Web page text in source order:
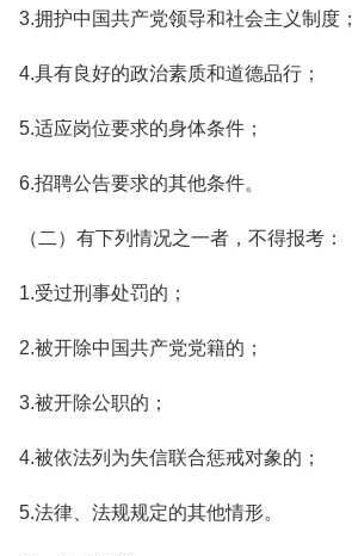
3.拥护中国共产党领导和社会主义制度；
4.具有良好的政治素质和道德品行；
5.适应岗位要求的身体条件；
6.招聘公告要求的其他条件。
（二）有下列情况之一者，不得报考：
1.受过刑事处罚的；
2.被开除中国共产党党籍的；
3.被开除公职的；
4.被依法列为失信联合惩戒对象的；
5.法律、法规规定的其他情形。